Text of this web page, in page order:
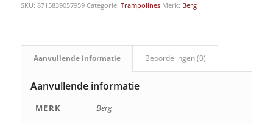
SKU: 8715839057959 Categorie: Trampolines Merk: Berg
Aanvullende informatie Beoordelingen (0)
Aanvullende informatie
MERK Berg